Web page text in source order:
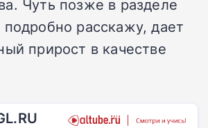
Чуть позже в разделе
расскажу, дает
прирост в качестве